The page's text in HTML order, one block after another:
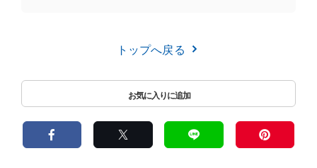
トップへ戻る